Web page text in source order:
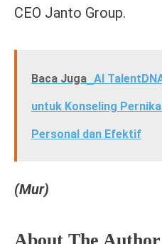
CEO Janto Group.
Baca Juga AI
untuk Konseling
Personal dan Efektif
(Mur)